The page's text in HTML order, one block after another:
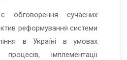
сучасних
реформування системи
в Україні в умовах
процесів, імплементації